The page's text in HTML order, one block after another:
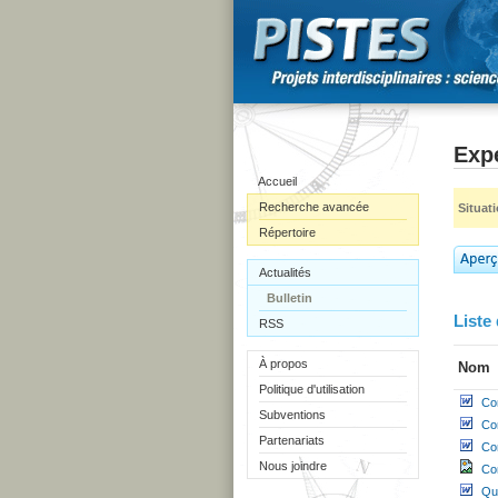
Accueil
Recherche avancée
Répertoire
Actualités
Bulletin
RSS
À propos
Politique d'utilisation
Subventions
Partenariats
Nous joindre
Liste
Nom